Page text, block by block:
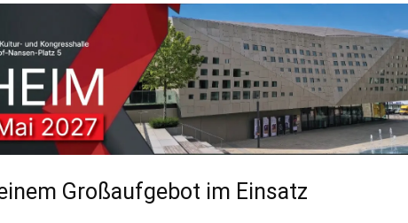
Großaufgebot im Einsatz